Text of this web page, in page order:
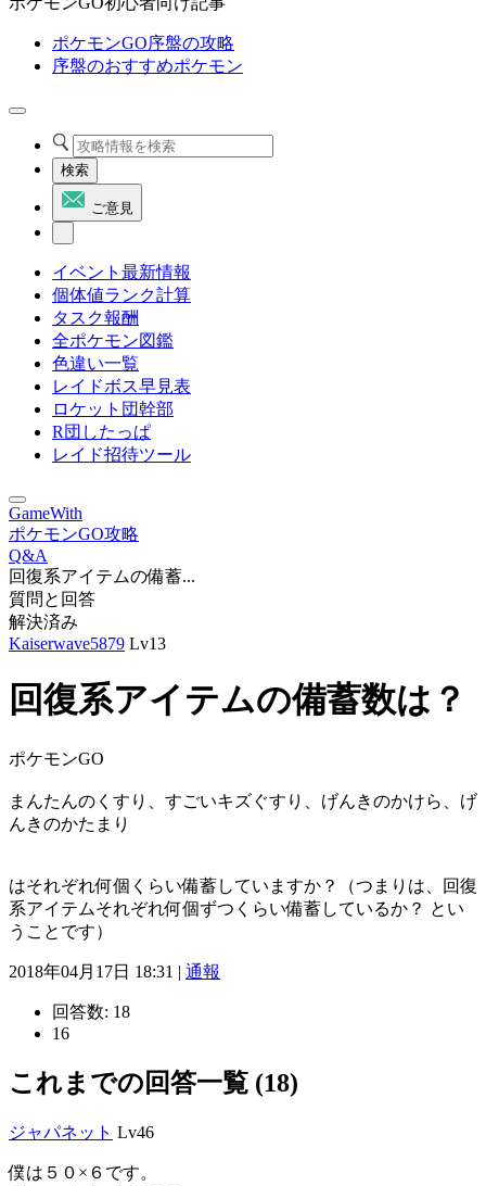
ポケモンGO序盤の攻略
序盤のおすすめポケモン
検索
ご意見
イベント最新情報
個体値ランク計算
タスク報酬
全ポケモン図鑑
色違い一覧
レイドボス早見表
ロケット団幹部
R団したっぱ
レイド招待ツール
GameWith
ポケモンGO攻略
Q&A
回復系アイテムの備蓄...
質問と回答
解決済み
Kaiserwave5879 Lv13
回復系アイテムの備蓄数は？
ポケモンGO
まんたんのくすり、すごいキズぐすり、げんきのかけら、げ
んきのかたまり
はそれぞれ何個くらい備蓄していますか？（つまりは、回復
系アイテムそれぞれ何個ずつくらい備蓄しているか？ とい
うことです）
2018年04月17日 18:31 | 通報
回答数: 18
16
これまでの回答一覧 (18)
ジャパネット Lv46
僕は５０×６です。